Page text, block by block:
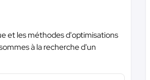
et les méthodes d'optimisations
à la recherche d'un